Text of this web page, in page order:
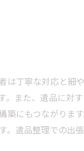
は丁寧な対応と細
。また、遺品に対
にもつながります
。遺品整理での出